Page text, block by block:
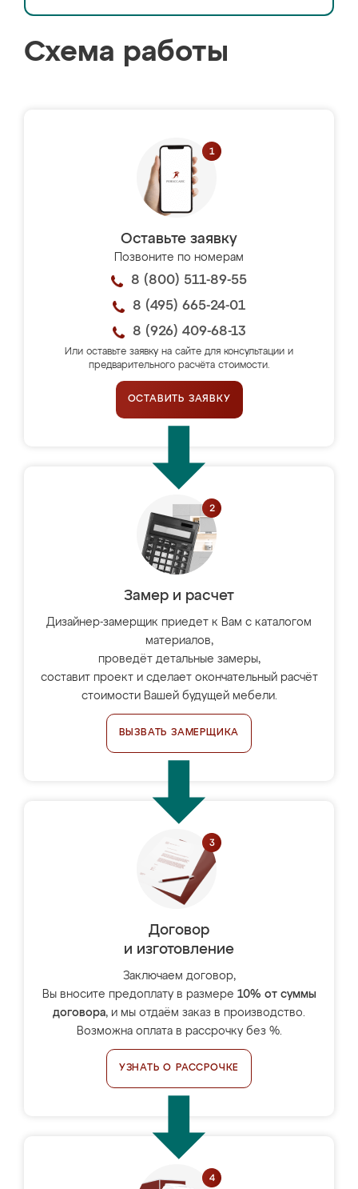
Схема работы
Оставьте заявку
Позвоните по номерам
8 (800) 511-89-55
8 (495) 665-24-01
8 (926) 409-68-13
Или оставьте заявку на сайте для консультации и
предварительного расчёта стоимости.
ОСТАВИТЬ ЗАЯВКУ
Замер и расчет
Дизайнер-замерщик приедет к Вам с каталогом
материалов,
проведёт детальные замеры,
составит проект и сделает окончательный расчёт
стоимости Вашей будущей мебели.
ВЫЗВАТЬ ЗАМЕРЩИКА
Договор
и изготовление
Заключаем договор,
Вы вносите предоплату в размере 10% от суммы
договора, и мы отдаём заказ в производство.
Возможна оплата в рассрочку без %.
УЗНАТЬ О РАССРОЧКЕ